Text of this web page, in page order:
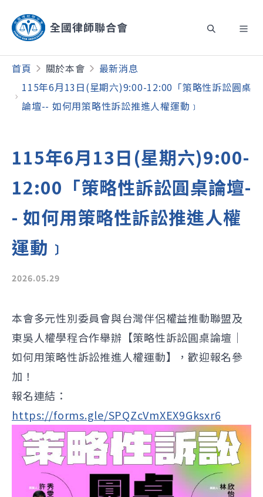
首頁 關於本會
最新消息
115年6月13日(星期六)9:00-12:00「策略性訴訟圓桌
論壇-- 如何用策略性訴訟推進人權運動﹞
115年6月13日(星期六)9:00-
12:00「策略性訴訟圓桌論壇-
- 如何用策略性訴訟推進人權
運動﹞
2026.05.29
本會多元性別委員會與台灣伴侶權益推動聯盟及
東吳人權學程合作舉辦【策略性訴訟圓桌論壇│
如何用策略性訴訟推進人權運動】，歡迎報名參
加！
報名連結：
https://forms.gle/SPQZcVmXEX9Gksxr6